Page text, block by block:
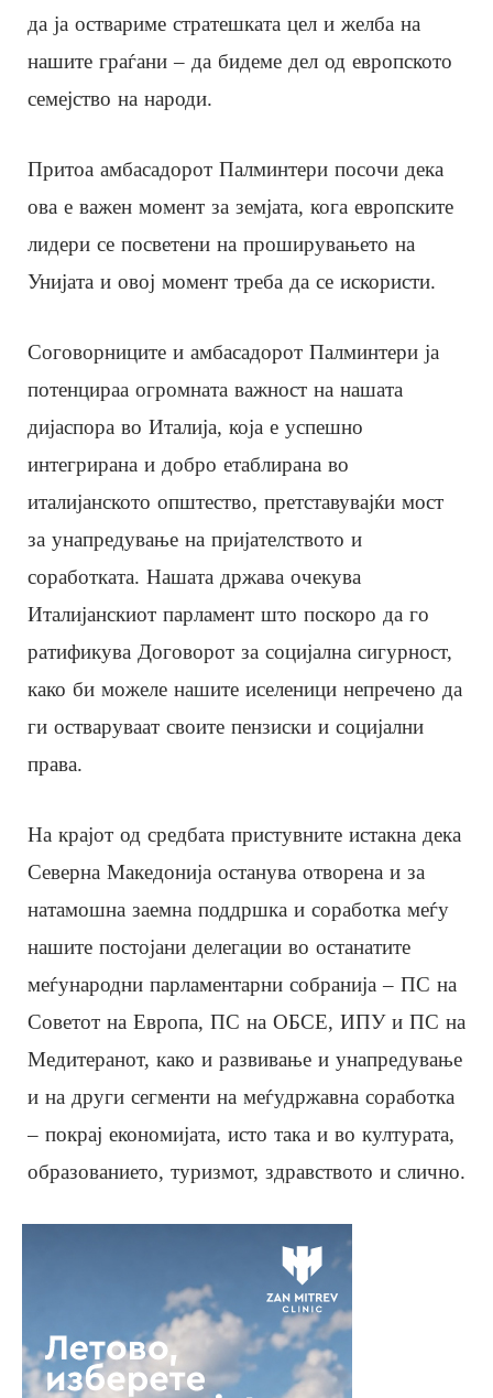
да ја оствариме стратешката цел и желба на
нашите граѓани – да бидеме дел од европското
семејство на народи.
Притоа амбасадорот Палминтери посочи дека
ова е важен момент за земјата, кога европските
лидери се посветени на проширувањето на
Унијата и овој момент треба да се искористи.
Соговорниците и амбасадорот Палминтери ја
потенцираа огромната важност на нашата
дијаспора во Италија, која е успешно
интегрирана и добро етаблирана во
италијанското општество, претставувајќи мост
за унапредување на пријателството и
соработката. Нашата држава очекува
Италијанскиот парламент што поскоро да го
ратификува Договорот за социјална сигурност,
како би можеле нашите иселеници непречено да
ги остваруваат своите пензиски и социјални
права.
На крајот од средбата пристувните истакна дека
Северна Македонија останува отворена и за
натамошна заемна поддршка и соработка меѓу
нашите постојани делегации во останатите
меѓународни парламентарни собранија – ПС на
Советот на Европа, ПС на OБСЕ, ИПУ и ПС на
Медитеранот, како и развивање и унапредување
и на други сегменти на меѓудржавна соработка
– покрај економијата, исто така и во културата,
образованието, туризмот, здравството и слично.